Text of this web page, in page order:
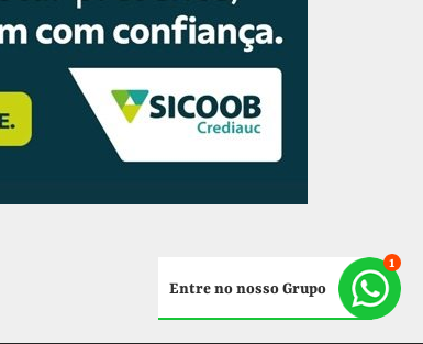
Entre no nosso Grupo